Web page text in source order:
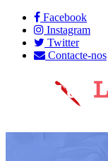
Facebook
Instagram
Twitter
Contacte-nos